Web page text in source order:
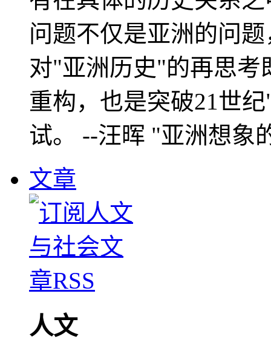
问题不仅是亚洲的问
对"亚洲历史"的再思考
重构，也是突破21世
试。 --汪晖 "亚洲想象
文章
人文